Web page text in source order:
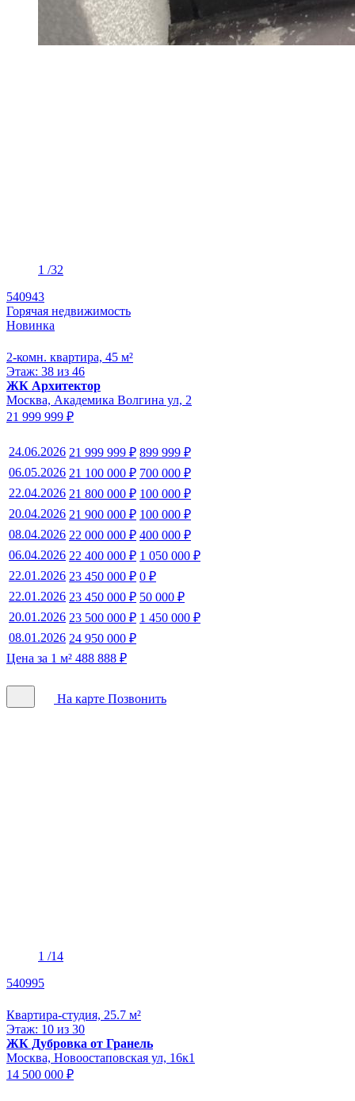
1 /32
540943
Горячая недвижимость
Новинка
2-комн. квартира, 45 м²
Этаж: 38 из 46
ЖК Архитектор
Москва, Академика Волгина ул, 2
21 999 999 ₽
24.06.2026 21 999 999 ₽ 899 999 ₽
06.05.2026 21 100 000 ₽ 700 000 ₽
22.04.2026 21 800 000 ₽ 100 000 ₽
20.04.2026 21 900 000 ₽ 100 000 ₽
08.04.2026 22 000 000 ₽ 400 000 ₽
06.04.2026 22 400 000 ₽ 1 050 000 ₽
22.01.2026 23 450 000 ₽ 0 ₽
22.01.2026 23 450 000 ₽ 50 000 ₽
20.01.2026 23 500 000 ₽ 1 450 000 ₽
08.01.2026 24 950 000 ₽
Цена за 1 м² 488 888 ₽
На карте Позвонить
1 /14
540995
Квартира-студия, 25.7 м²
Этаж: 10 из 30
ЖК Дубровка от Гранель
Москва, Новоостаповская ул, 16к1
14 500 000 ₽